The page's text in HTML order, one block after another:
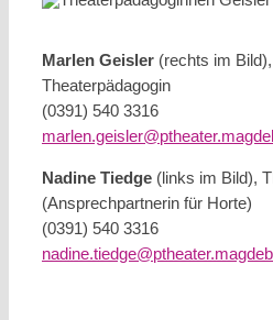
Marlen Geisler (rechts im
Theaterpädagogin
(0391) 540 3316
Nadine Tiedge (links im Bild),
(Ansprechpartnerin für Horte)
(0391) 540 3316